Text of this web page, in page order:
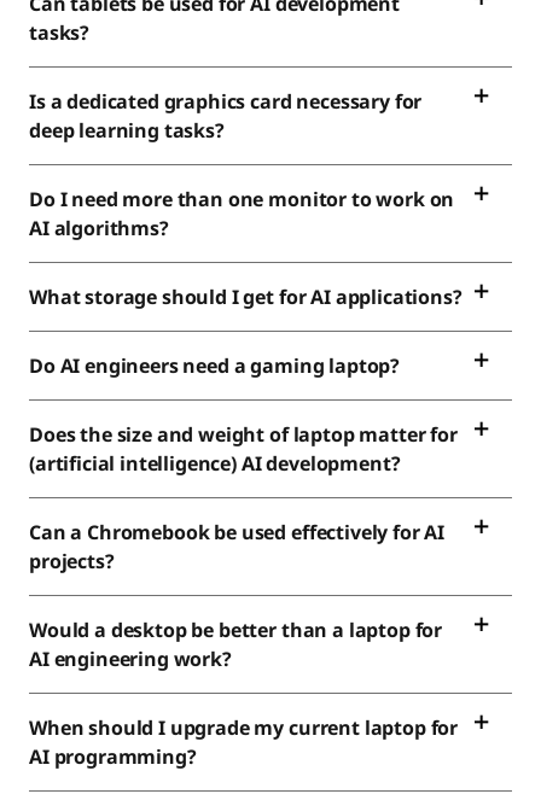
tasks?
Is a dedicated graphics card necessary for
deep learning tasks?
Do I need more than one monitor to work on
AI algorithms?
What storage should I get for AI applications?
Do AI engineers need a gaming laptop?
Does the size and weight of laptop matter for
(artificial intelligence) AI development?
Can a Chromebook be used effectively for AI
projects?
Would a desktop be better than a laptop for
AI engineering work?
When should I upgrade my current laptop for
AI programming?